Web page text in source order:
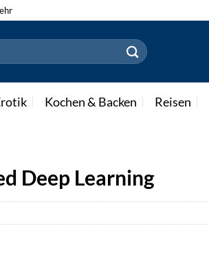
Kochen & Backen Reisen
Deep Learning